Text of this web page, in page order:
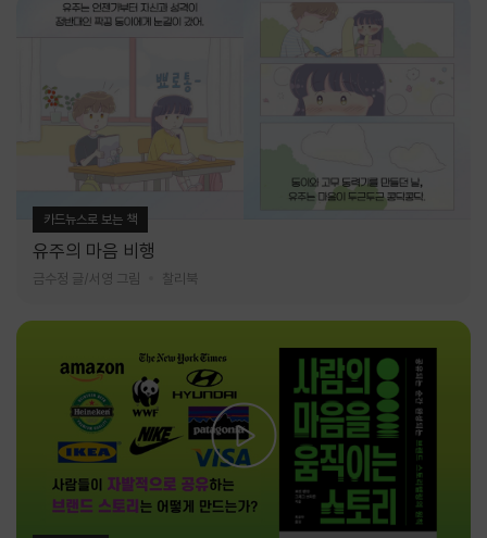
카드뉴스로 보는 책
유주의 마음 비행
금수정 글/서영 그림 찰리북